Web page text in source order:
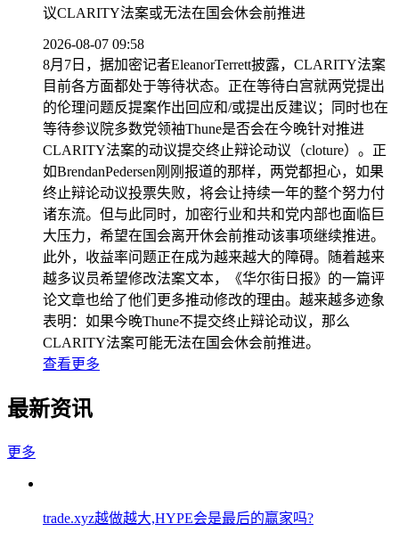
议CLARITY法案或无法在国会休会前推进
2026-08-07 09:58
8月7日，据加密记者EleanorTerrett披露，CLARITY法案
目前各方面都处于等待状态。正在等待白宫就两党提出
的伦理问题反提案作出回应和/或提出反建议；同时也在
等待参议院多数党领袖Thune是否会在今晚针对推进
CLARITY法案的动议提交终止辩论动议（cloture）。正
如BrendanPedersen刚刚报道的那样，两党都担心，如果
终止辩论动议投票失败，将会让持续一年的整个努力付
诸东流。但与此同时，加密行业和共和党内部也面临巨
大压力，希望在国会离开休会前推动该事项继续推进。
此外，收益率问题正在成为越来越大的障碍。随着越来
越多议员希望修改法案文本，《华尔街日报》的一篇评
论文章也给了他们更多推动修改的理由。越来越多迹象
表明：如果今晚Thune不提交终止辩论动议，那么
CLARITY法案可能无法在国会休会前推进。
查看更多
最新资讯
更多
trade.xyz越做越大,HYPE会是最后的赢家吗?